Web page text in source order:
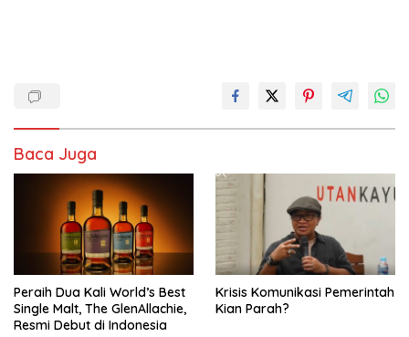
Baca Juga
Peraih Dua Kali World’s Best
Single Malt, The GlenAllachie,
Resmi Debut di Indonesia
Krisis Komunikasi Pemerintah
Kian Parah?